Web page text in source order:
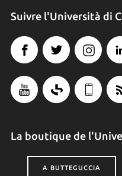
Suivre l'Università di
La boutique de
A BUTTEGUCCIA